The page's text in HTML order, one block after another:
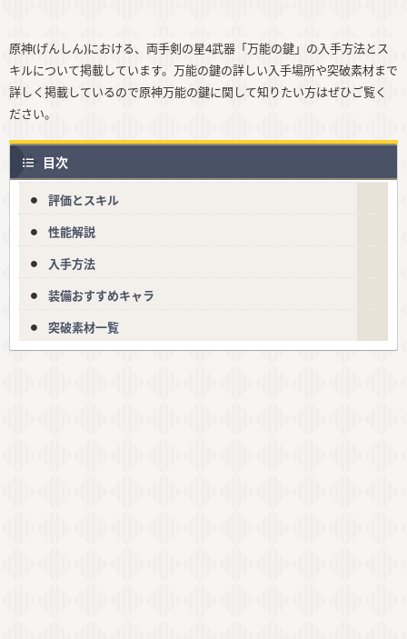
原神(げんしん)における、両手剣の星4武器「万能の鍵」の入手方法とス
キルについて掲載しています。万能の鍵の詳しい入手場所や突破素材まで
詳しく掲載しているので原神万能の鍵に関して知りたい方はぜひご覧く
ださい。
目次
評価とスキル
性能解説
入手方法
装備おすすめキャラ
突破素材一覧